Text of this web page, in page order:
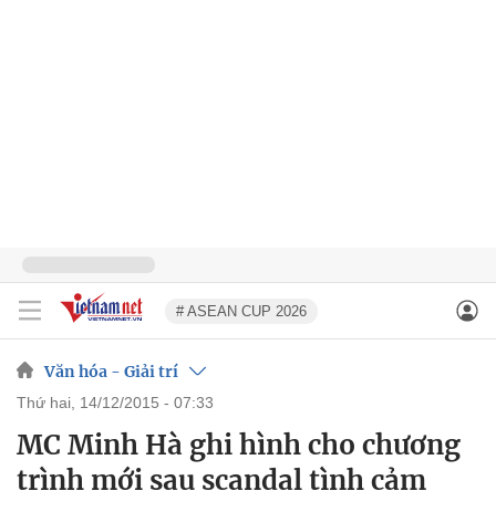
# ASEAN CUP 2026
Văn hóa - Giải trí
thứ hai, 14/12/2015 - 07:33
MC Minh Hà ghi hình cho chương
trình mới sau scandal tình cảm